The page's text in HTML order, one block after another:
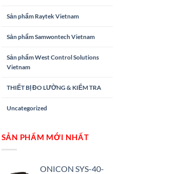
Sản phẩm Raytek Vietnam
Sản phẩm Samwontech Vietnam
Sản phẩm West Control Solutions
Vietnam
THIẾT BỊ ĐO LƯỜNG & KIỂM TRA
Uncategorized
SẢN PHẨM MỚI NHẤT
ONICON SYS-40-